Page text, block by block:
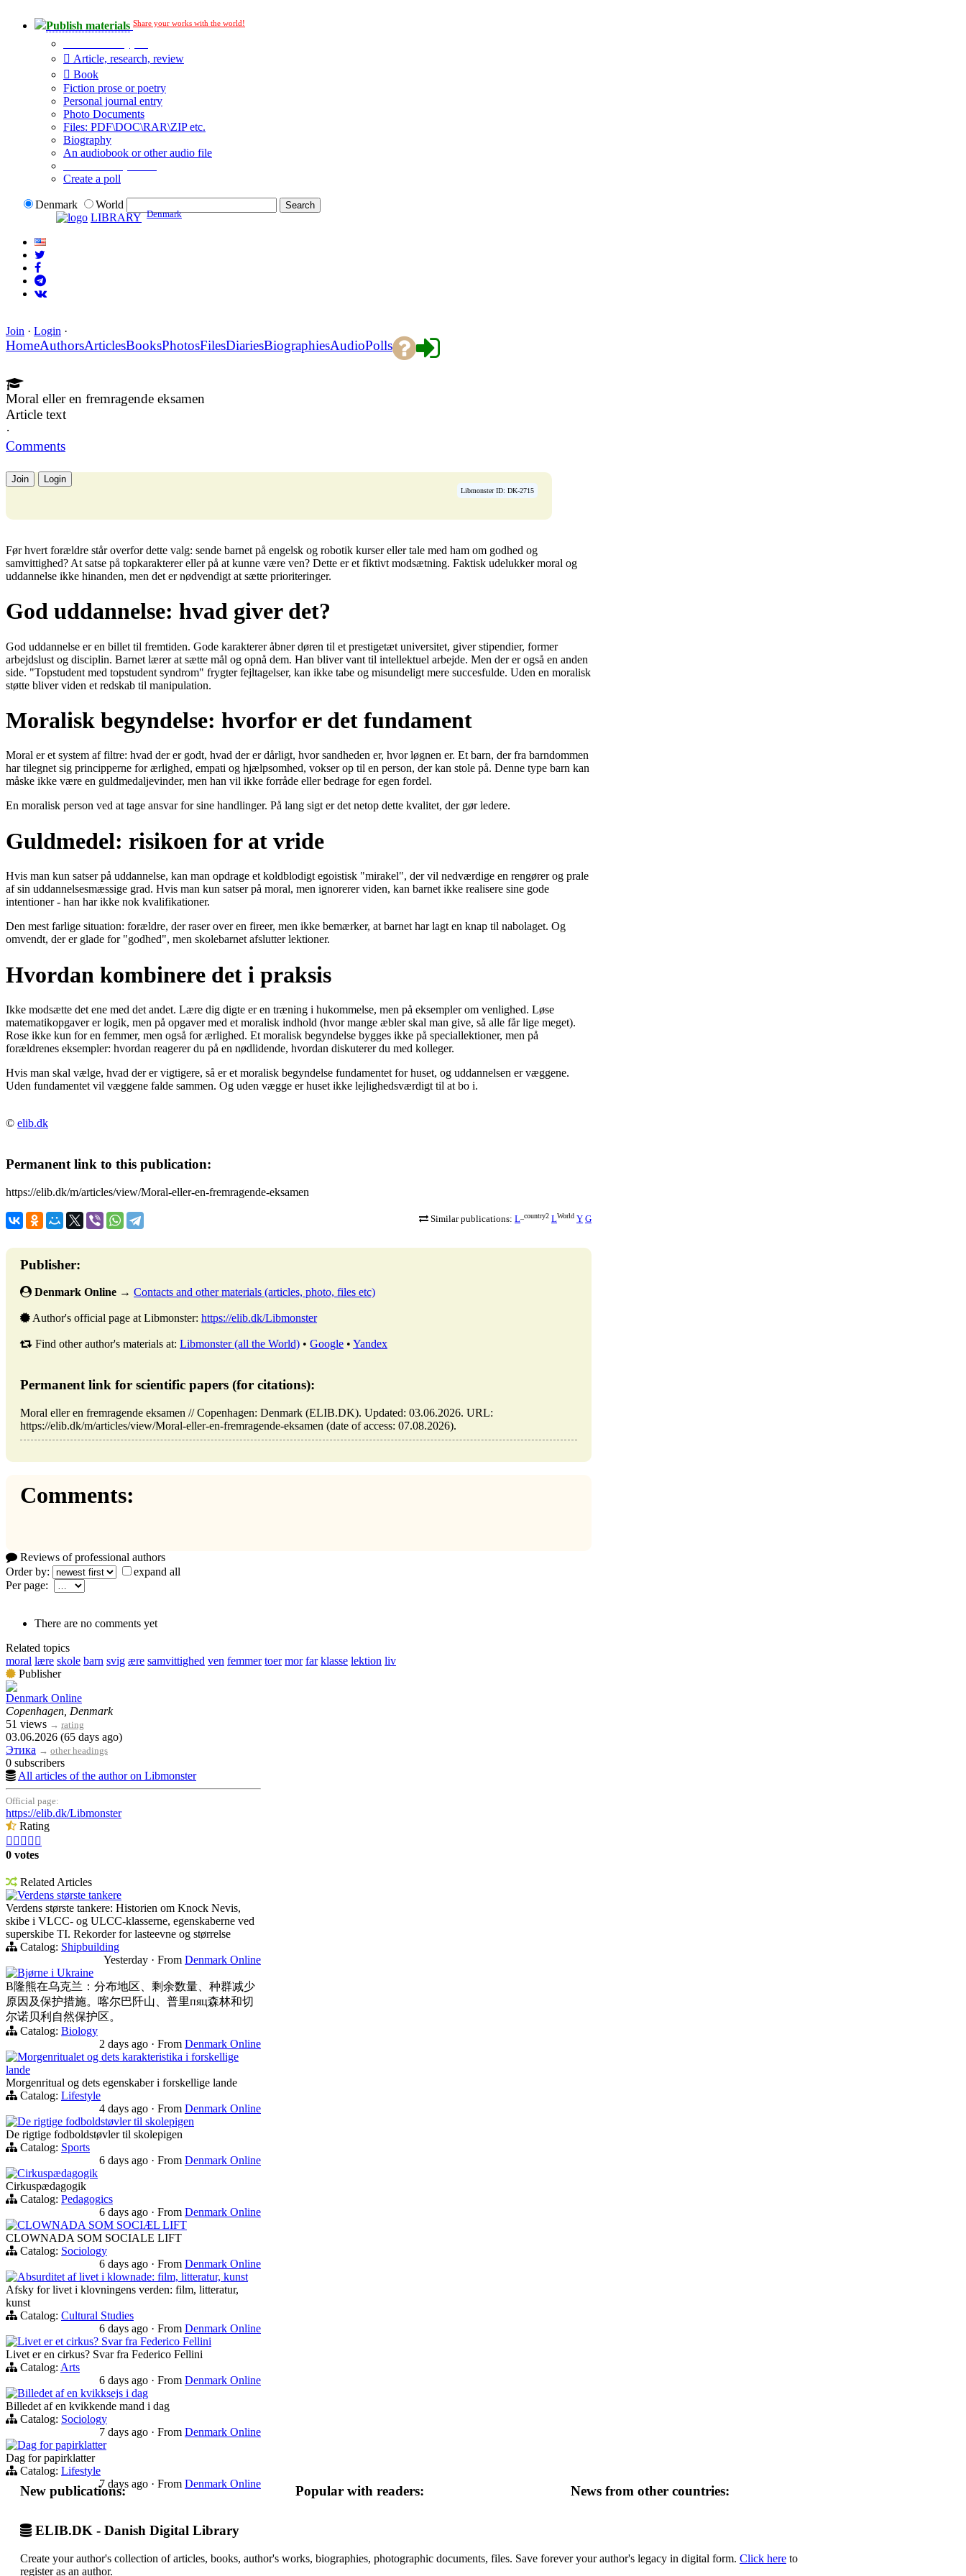
Publish materials Share your works with the world!
Article, research, review
Book
Fiction prose or poetry
Personal journal entry
Photo Documents
Files: PDF\DOC\RAR\ZIP etc.
Biography
An audiobook or other audio file
Create a poll
Denmark
World
LIBRARY Denmark
Join · Login ·
HomeAuthorsArticlesBooksPhotosFilesDiariesBiographiesAudioPolls
Moral eller en fremragende eksamen
Article text
·
Comments
Join Login
Libmonster ID: DK-2715
Før hvert forældre står overfor dette valg: sende barnet på engelsk og robotik kurser eller tale med ham om godhed og
samvittighed? At satse på topkarakterer eller på at kunne være ven? Dette er et fiktivt modsætning. Faktisk udelukker moral og
uddannelse ikke hinanden, men det er nødvendigt at sætte prioriteringer.
God uddannelse: hvad giver det?
God uddannelse er en billet til fremtiden. Gode karakterer åbner døren til et prestigetæt universitet, giver stipendier, former
arbejdslust og disciplin. Barnet lærer at sætte mål og opnå dem. Han bliver vant til intellektuel arbejde. Men der er også en anden
side. "Topstudent med topstudent syndrom" frygter fejltagelser, kan ikke tabe og misundeligt mere succesfulde. Uden en moralisk
støtte bliver viden et redskab til manipulation.
Moralisk begyndelse: hvorfor er det fundament
Moral er et system af filtre: hvad der er godt, hvad der er dårligt, hvor sandheden er, hvor løgnen er. Et barn, der fra barndommen
har tilegnet sig principperne for ærlighed, empati og hjælpsomhed, vokser op til en person, der kan stole på. Denne type barn kan
måske ikke være en guldmedaljevinder, men han vil ikke forråde eller bedrage for egen fordel.
En moralisk person ved at tage ansvar for sine handlinger. På lang sigt er det netop dette kvalitet, der gør ledere.
Guldmedel: risikoen for at vride
Hvis man kun satser på uddannelse, kan man opdrage et koldblodigt egoistisk "mirakel", der vil nedværdige en rengører og prale
af sin uddannelsesmæssige grad. Hvis man kun satser på moral, men ignorerer viden, kan barnet ikke realisere sine gode
intentioner - han har ikke nok kvalifikationer.
Den mest farlige situation: forældre, der raser over en fireer, men ikke bemærker, at barnet har lagt en knap til nabolaget. Og
omvendt, der er glade for "godhed", men skolebarnet afslutter lektioner.
Hvordan kombinere det i praksis
Ikke modsætte det ene med det andet. Lære dig digte er en træning i hukommelse, men på eksempler om venlighed. Løse
matematikopgaver er logik, men på opgaver med et moralisk indhold (hvor mange æbler skal man give, så alle får lige meget).
Rose ikke kun for en femmer, men også for ærlighed. Et moralisk begyndelse bygges ikke på speciallektioner, men på
forældrenes eksempler: hvordan reagerer du på en nødlidende, hvordan diskuterer du med kolleger.
Hvis man skal vælge, hvad der er vigtigere, så er et moralisk begyndelse fundamentet for huset, og uddannelsen er væggene.
Uden fundamentet vil væggene falde sammen. Og uden vægge er huset ikke lejlighedsværdigt til at bo i.
© elib.dk
Permanent link to this publication:
https://elib.dk/m/articles/view/Moral-eller-en-fremragende-eksamen
Similar publications: L _country2 LWorld Y G
Publisher:
Denmark Online → Contacts and other materials (articles, photo, files etc)
Author's official page at Libmonster: https://elib.dk/Libmonster
Find other author's materials at: Libmonster (all the World) • Google • Yandex
Permanent link for scientific papers (for citations):
Moral eller en fremragende eksamen // Copenhagen: Denmark (ELIB.DK). Updated: 03.06.2026. URL:
https://elib.dk/m/articles/view/Moral-eller-en-fremragende-eksamen (date of access: 07.08.2026).
Comments:
Reviews of professional authors
Order by:
expand all
Per page:
There are no comments yet
Related topics
moral lære skole barn svig ære samvittighed ven femmer toer mor far klasse lektion liv
Publisher
Denmark Online
Copenhagen, Denmark
51 views → rating
03.06.2026 (65 days ago)
Этика → other headings
0 subscribers
All articles of the author on Libmonster
Official page:
https://elib.dk/Libmonster
Rating
    
0 votes
Related Articles
Verdens største tankere
Verdens største tankere: Historien om Knock Nevis,
skibe i VLCC- og ULCC-klasserne, egenskaberne ved
superskibe TI. Rekorder for lasteevne og størrelse
Catalog: Shipbuilding
Yesterday · From Denmark Online
Bjørne i Ukraine
B隆熊在乌克兰：分布地区、剩余数量、种群减少
原因及保护措施。喀尔巴阡山、普里пяц森林和切
尔诺贝利自然保护区。
Catalog: Biology
2 days ago · From Denmark Online
Morgenritualet og dets karakteristika i forskellige
lande
Morgenritual og dets egenskaber i forskellige lande
Catalog: Lifestyle
4 days ago · From Denmark Online
De rigtige fodboldstøvler til skolepigen
De rigtige fodboldstøvler til skolepigen
Catalog: Sports
6 days ago · From Denmark Online
Cirkuspædagogik
Cirkuspædagogik
Catalog: Pedagogics
6 days ago · From Denmark Online
CLOWNADA SOM SOCIÆL LIFT
CLOWNADA SOM SOCIALE LIFT
Catalog: Sociology
6 days ago · From Denmark Online
Absurditet af livet i klownade: film, litteratur, kunst
Afsky for livet i klovningens verden: film, litteratur,
kunst
Catalog: Cultural Studies
6 days ago · From Denmark Online
Livet er et cirkus? Svar fra Federico Fellini
Livet er en cirkus? Svar fra Federico Fellini
Catalog: Arts
6 days ago · From Denmark Online
Billedet af en kvikksejs i dag
Billedet af en kvikkende mand i dag
Catalog: Sociology
7 days ago · From Denmark Online
Dag for papirklatter
Dag for papirklatter
Catalog: Lifestyle
7 days ago · From Denmark Online
New publications: Popular with readers: News from other countries:
ELIB.DK - Danish Digital Library
Create your author's collection of articles, books, author's works, biographies, photographic documents, files. Save forever your author's legacy in digital form. Click here to
register as an author.